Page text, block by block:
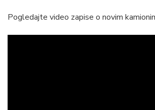
Pogledajte video zapise o novim